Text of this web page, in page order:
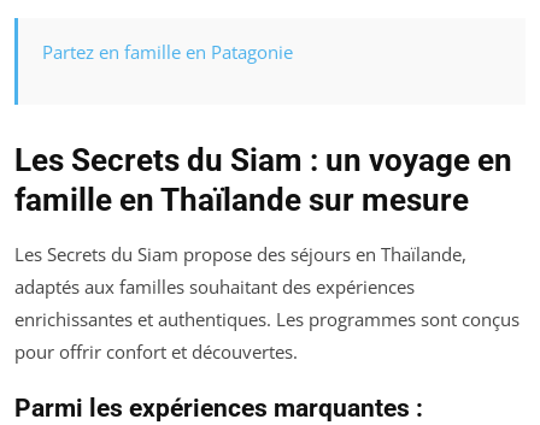
Partez en famille en Patagonie
Les Secrets du Siam : un voyage en
famille en Thaïlande sur mesure
Les Secrets du Siam propose des séjours en Thaïlande,
adaptés aux familles souhaitant des expériences
enrichissantes et authentiques. Les programmes sont conçus
pour offrir confort et découvertes.
Parmi les expériences marquantes :